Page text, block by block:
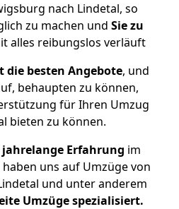
nach Lindetal, so
zu machen und Sie zu
alles reibungslos verläuft
die besten Angebote, und
behaupten zu können,
für Ihren Umzug
bieten zu können.
Erfahrung im
uns auf Umzüge von
und unter anderem
Umzüge spezialisiert.